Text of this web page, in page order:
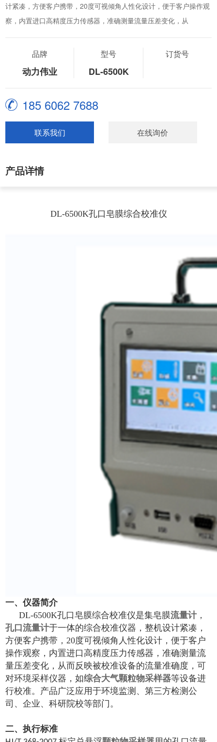
计紧凑，方便客户携带，20度可视倾角人性化设计，便于客户操作观
察，内置进口高精度压力传感器，准确测量流量压差变化，从
品牌
动力伟业
型号
DL-6500K
订货号
185 6062 7688
联系我们 在线询价
产品详情
DL-6500K孔口皂膜综合校准仪
一、仪器简介
DL-6500K孔口皂膜综合校准仪是集皂膜流量计，
孔口流量计于一体的综合校准仪器，整机设计紧凑，
方便客户携带，20度可视倾角人性化设计，便于客户
操作观察，内置进口高精度压力传感器，准确测量流
量压差变化，从而反映被校准设备的流量准确度，可
对环境采样仪器，如综合大气颗粒物采样器等设备进
行校准。产品广泛应用于环境监测、第三方检测公
司、企业、科研院校等部门。
二、执行标准